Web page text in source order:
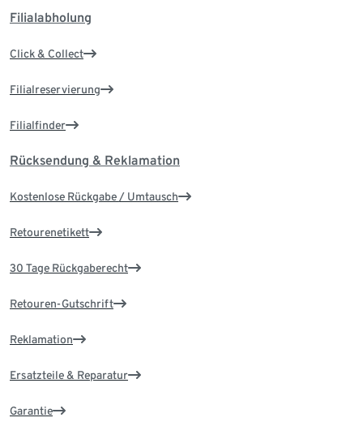
Filialabholung
Click & Collect
Filialreservierung
Filialfinder
Rücksendung & Reklamation
Kostenlose Rückgabe / Umtausch
Retourenetikett
30 Tage Rückgaberecht
Retouren-Gutschrift
Reklamation
Ersatzteile & Reparatur
Garantie